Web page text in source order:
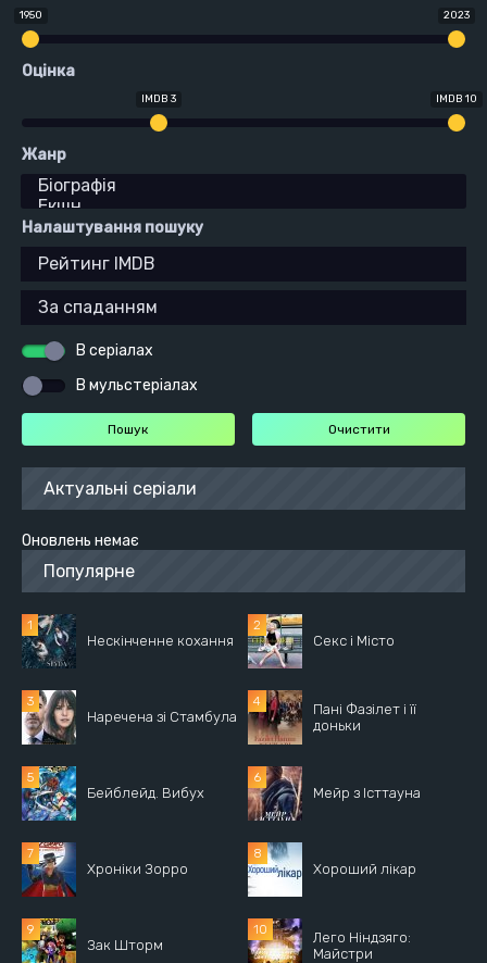
1950 2023
Оцінка
IMDB 3 IMDB 10
Жанр
Налаштування пошуку
В серіалах
В мульстеріалах
Актуальні серіали
Оновлень немає
Популярне
Нескінченне кохання Секс і Місто
Наречена зі Стамбула
Пані Фазілет і її
доньки
Бейблейд. Вибух Мейр з Істтауна
Хроніки Зорро Хороший лікар
Зак Шторм
Лего Ніндзяго:
Майстри